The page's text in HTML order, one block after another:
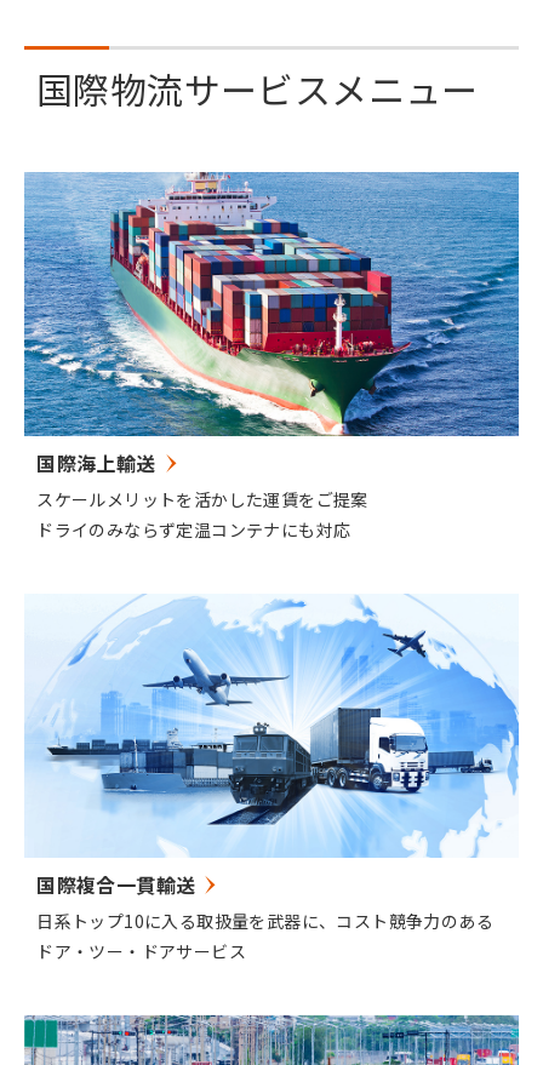
国際物流サービスメニュー
国際海上輸送
スケールメリットを活かした運賃をご提案
ドライのみならず定温コンテナにも対応
国際複合一貫輸送
日系トップ10に入る取扱量を武器に、コスト競争力のある
ドア・ツー・ドアサービス